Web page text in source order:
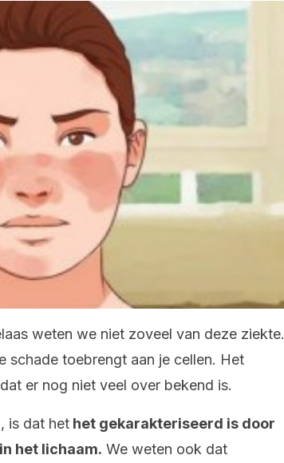
weten we niet zoveel van deze ziekte.
schade toebrengt aan je cellen. Het
er nog niet veel over bekend is.
is dat het het gekarakteriseerd is door
het lichaam. We weten ook dat